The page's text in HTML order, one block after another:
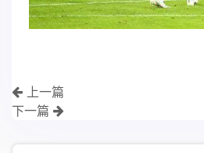
上一篇
下一篇